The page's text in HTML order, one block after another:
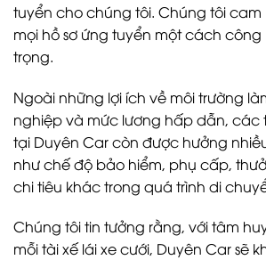
tuyển cho chúng tôi. Chúng tôi cam
mọi hồ sơ ứng tuyển một cách
trọng.
Ngoài những lợi ích về môi trường
nghiệp và mức lương hấp dẫn, các
tại Duyên Car còn được hưởng
như chế độ bảo hiểm, phụ cấp,
chi tiêu khác trong quá trình di
Chúng tôi tin tưởng rằng, với tâm
mỗi tài xế lái xe cưới, Duyên Car sẽ